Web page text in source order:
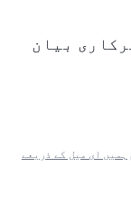
بیان
ہمیں ای میل کے ذریعے